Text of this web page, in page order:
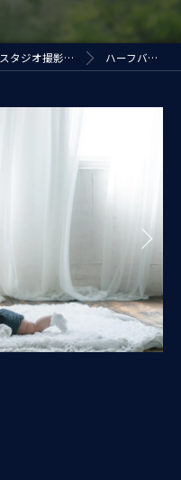
スタジオ撮影（EARTH STUDIO） ハーフバースデーフォト